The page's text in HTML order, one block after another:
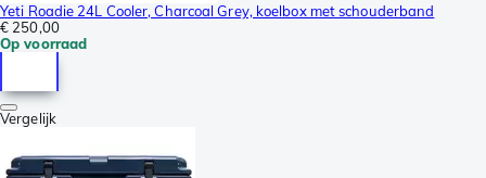
Yeti Roadie 24L Cooler, Charcoal Grey, koelbox met schouderband
€ 250,00
Op voorraad
Vergelijk